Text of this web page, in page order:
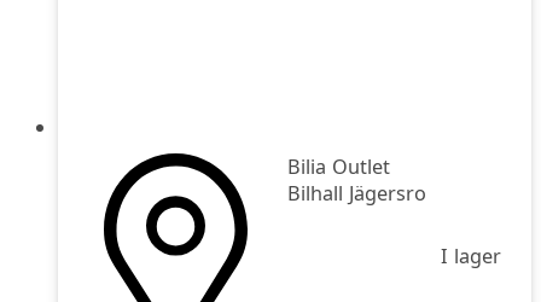
Bilia Outlet
Bilhall Jägersro
I lager